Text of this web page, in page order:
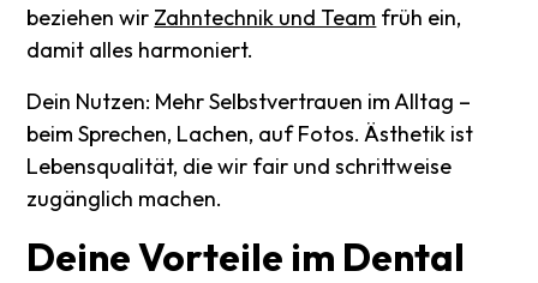
beziehen wir Zahntechnik und Team früh ein,
damit alles harmoniert.
Dein Nutzen: Mehr Selbstvertrauen im Alltag –
beim Sprechen, Lachen, auf Fotos. Ästhetik ist
Lebensqualität, die wir fair und schrittweise
zugänglich machen.
DeineVorteile im Dental